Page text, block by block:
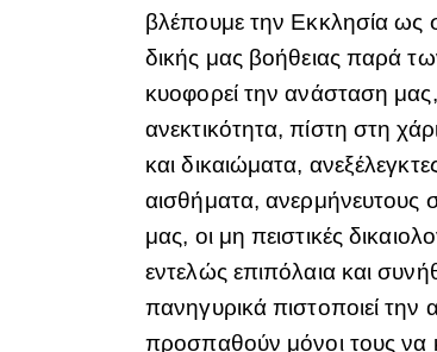
βλέπουμε την Εκκλησία ως
δικής μας βοήθειας παρά
κυοφορεί την ανάσταση
ανεκτικότητα, πίστη στη
και δικαιώματα,
αισθήματα, ανερμήνευτους
μας, οι μη πειστικές
εντελώς επιπόλαια και
πανηγυρικά πιστοποιεί την
προσπαθούν μόνοι τους να